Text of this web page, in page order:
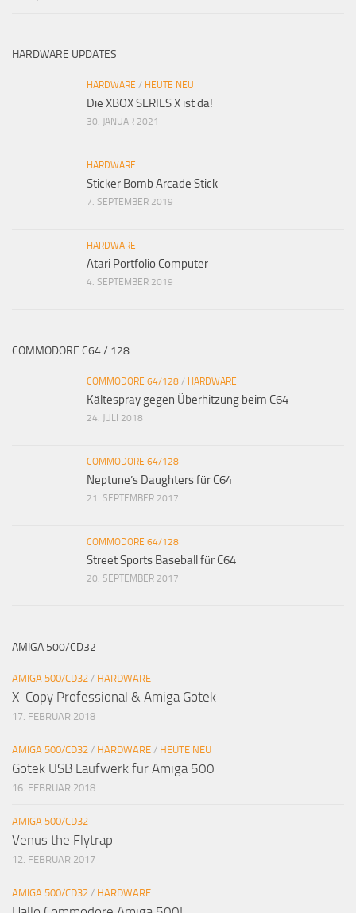
HARDWARE UPDATES
HARDWARE / HEUTE NEU
Die XBOX SERIES X ist da!
30. JANUAR 2021
HARDWARE
Sticker Bomb Arcade Stick
7. SEPTEMBER 2019
HARDWARE
Atari Portfolio Computer
4. SEPTEMBER 2019
COMMODORE C64 / 128
COMMODORE 64/128 / HARDWARE
Kältespray gegen Überhitzung beim C64
24. JULI 2018
COMMODORE 64/128
Neptune’s Daughters für C64
21. SEPTEMBER 2017
COMMODORE 64/128
Street Sports Baseball für C64
20. SEPTEMBER 2017
AMIGA 500/CD32
AMIGA 500/CD32 / HARDWARE
X-Copy Professional & Amiga Gotek
17. FEBRUAR 2018
AMIGA 500/CD32 / HARDWARE / HEUTE NEU
Gotek USB Laufwerk für Amiga 500
16. FEBRUAR 2018
AMIGA 500/CD32
Venus the Flytrap
12. FEBRUAR 2017
AMIGA 500/CD32 / HARDWARE